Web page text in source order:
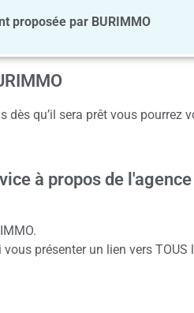
proposée par BURIMMO
qu’il sera prêt vous pourrez
à propos de
présenter un lien vers